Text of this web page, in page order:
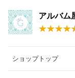
アルバム
ショップトップ